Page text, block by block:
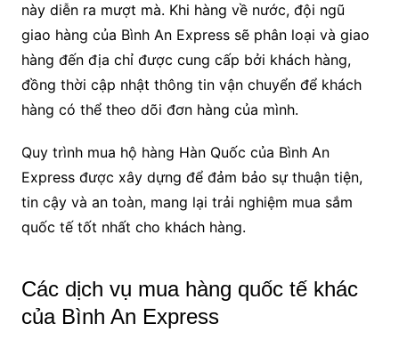
này diễn ra mượt mà. Khi hàng về nước, đội ngũ
giao hàng của Bình An Express sẽ phân loại và giao
hàng đến địa chỉ được cung cấp bởi khách hàng,
đồng thời cập nhật thông tin vận chuyển để khách
hàng có thể theo dõi đơn hàng của mình.
Quy trình mua hộ hàng Hàn Quốc của Bình An
Express được xây dựng để đảm bảo sự thuận tiện,
tin cậy và an toàn, mang lại trải nghiệm mua sắm
quốc tế tốt nhất cho khách hàng.
Các dịch vụ mua hàng quốc tế khác
của Bình An Express